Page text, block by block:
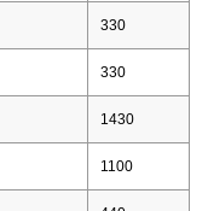
330
330
1430
1100